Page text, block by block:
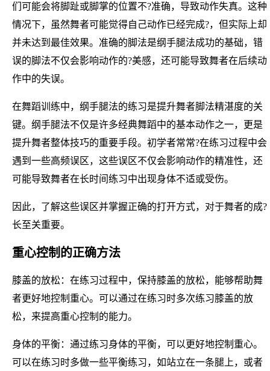
们可能会将脚趾或脚掌的位置不?准确，导致动作失真。这种
情况下，虽然舞者可能觉得自己动作已经完成?，但实际上却
并未达到最佳效果。准确的脚法是纲手腿法成功的基础，错
误的脚法不仅会影响动作的?美感，还可能导致舞者在后续动
作中的失误。
在舞蹈训练中，纲手腿法的练习是提升舞者脚法精湛度的关
键。纲手腿法不仅是许多经典舞蹈中的基本动作之一，更是
提升舞者整体技巧的重要手段。初学者常常?在练习过程中会
遇到一些高频误区，这些误区不仅会影响动作的精准性，还
可能导致舞者在长时间练习中出现身体不适或受伤。
因此，了解这些误区并掌握正确的打开方式，对于舞者的成?
长至关重要。
重心控制的正确方法
膝盖的放松：在练习过程中，保持膝盖的放松，能够帮助舞
者更好地控制重心。可以通过在练习时多次练习膝盖的放
松，来提高重心控制的能力。
身体的平衡：通过练习身体的平衡，可以更好地控制重心。
可以在练习时多做一些平衡练习，如站立在一条腿上，或者